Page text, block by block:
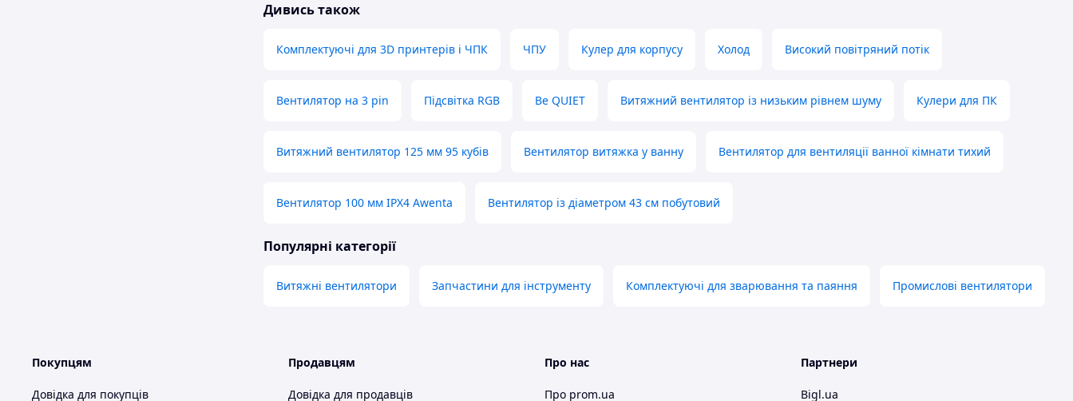
Дивись також
Комплектуючі для 3D принтерів і ЧПК ЧПУ Кулер для корпусу Холод Високий повітряний потік
Вентилятор на 3 pin Підсвітка RGB Be QUIET Витяжний вентилятор із низьким рівнем шуму Кулери для ПК
Витяжний вентилятор 125 мм 95 кубів Вентилятор витяжка у ванну Вентилятор для вентиляції ванної кімнати тихий
Вентилятор 100 мм IPX4 Awenta Вентилятор із діаметром 43 см побутовий
Популярні категорії
Витяжні вентилятори Запчастини для інструменту Комплектуючі для зварювання та паяння Промислові вентилятори
Покупцям
Довідка для покупців
Продавцям
Довідка для продавців
Про нас
Про prom.ua
Партнери
Bigl.ua